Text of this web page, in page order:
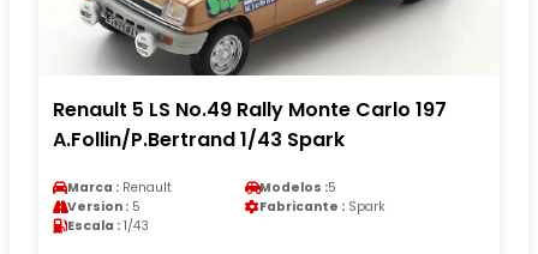
Renault 5 LS No.49 Rally Monte Carlo 197
A.Follin/P.Bertrand 1/43 Spark
Marca : Renault Modelos :5
Version : 5 Fabricante : Spark
Escala : 1/43